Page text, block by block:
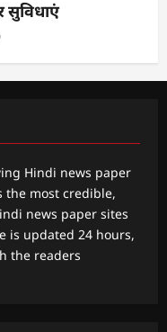
सुविधाएं
Hindi news paper
the most credible,
news paper sites
is updated 24 hours,
the readers